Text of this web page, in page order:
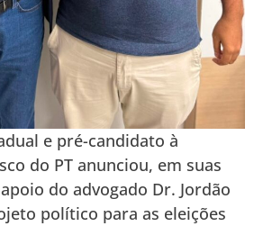
e pré-candidato à
do PT anunciou, em suas
do advogado Dr. Jordão
político para as eleições